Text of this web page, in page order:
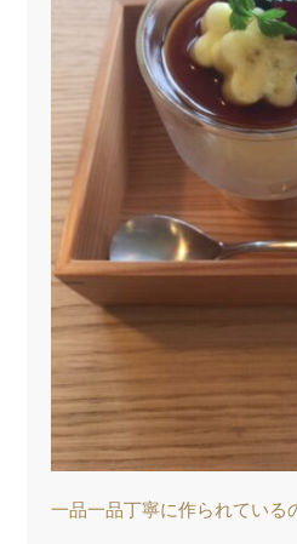
一品一品丁寧に作られている